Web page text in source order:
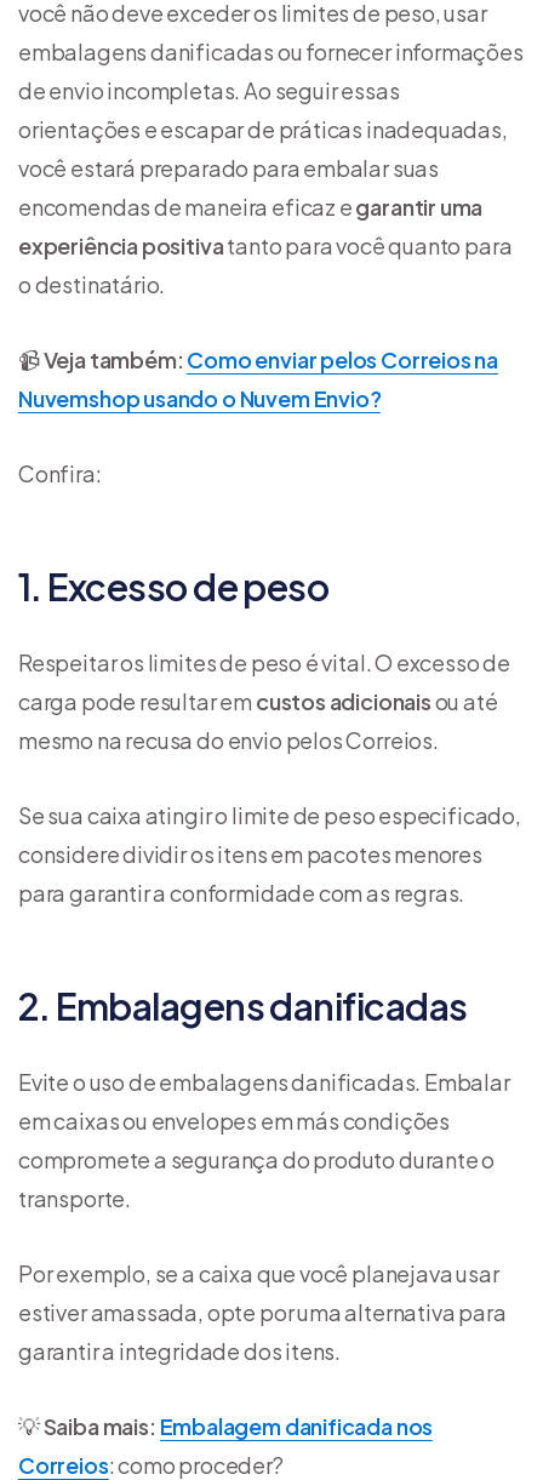
você não deve exceder os limites de peso, usar
embalagens danificadas ou fornecer informações
de envio incompletas. Ao seguir essas
orientações e escapar de práticas inadequadas,
você estará preparado para embalar suas
encomendas de maneira eficaz egarantir uma
experiência positivatanto para você quanto para
o destinatário.
📹Veja também: Como enviar pelos Correios na
Nuvemshop usando o Nuvem Envio?
Confira:
1. Excesso de peso
Respeitar os limites de peso é vital. O excesso de
carga pode resultar em custos adicionaisou até
mesmo na recusa do envio pelos Correios.
Se sua caixa atingir o limite de peso especificado,
considere dividir os itens em pacotes menores
para garantir a conformidade com as regras.
2. Embalagens danificadas
Evite o uso de embalagens danificadas. Embalar
em caixas ou envelopes em más condições
compromete a segurança do produto durante o
transporte.
Por exemplo, se a caixa que você planejava usar
estiver amassada, opte por uma alternativa para
garantir a integridade dos itens.
💡Saiba mais: Embalagem danificada nos
Correios: como proceder?